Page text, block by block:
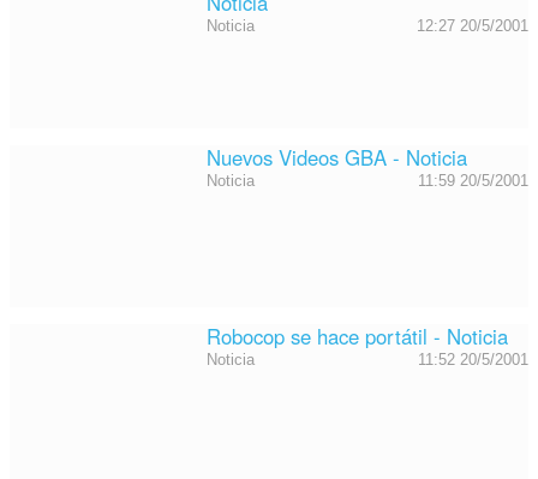
Noticia 12:27 20/5/2001
Nuevos Videos GBA - Noticia
Noticia 11:59 20/5/2001
Robocop se hace portátil - Noticia
Noticia 11:52 20/5/2001